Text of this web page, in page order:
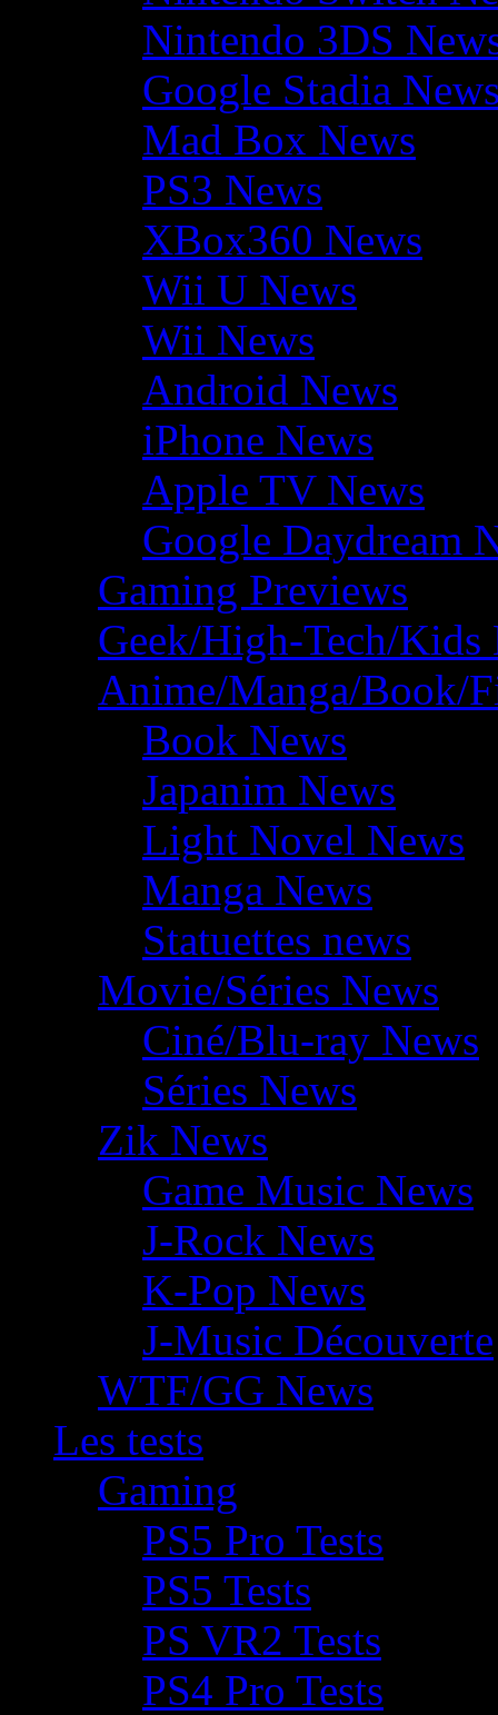
Nintendo 3DS
Google Stadia
Mad Box News
PS3 News
XBox360 News
Wii U News
Wii News
Android News
iPhone News
Apple TV News
Google Daydream
Gaming Previews
Geek/High-Tech/Kids
Anime/Manga/Book/
Book News
Japanim News
Light Novel News
Manga News
Statuettes news
Movie/Séries News
Ciné/Blu-ray News
Séries News
Zik News
Game Music News
J-Rock News
K-Pop News
J-Music Découverte
WTF/GG News
Les tests
Gaming
PS5 Pro Tests
PS5 Tests
PS VR2 Tests
PS4 Pro Tests